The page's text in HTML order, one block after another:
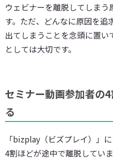
ウェビナーを離脱してしま
す。ただ、どんなに原因を追
出てしまうことを念頭に置い
としては大切です。
セミナー動画参加者の
る
「bizplay（ビズプレイ）」
4割ほどが途中で離脱してい